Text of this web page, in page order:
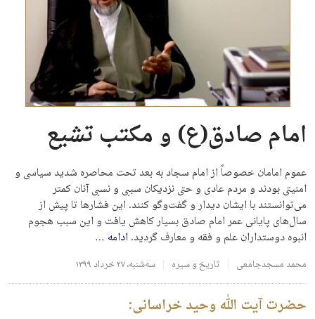
امام صادق(ع) و مکتب تشیع
عموم امامان خصوصاً از امام سجاد به بعد تحت محاصره شدید سیاسی و
امنیتی بودند و مردم عادی و حتی نزدیکان سببی و نسبی آنان کمتر
می‌توانستند با ایشان دیدار و گفت‌وگو کنند. این فشارها تا پیش از
سال‌های پایانی عمر امام صادق بسیار کاهش یافت و این سبب هجوم
انبوه دوستداران علم و فقه و معارف گردید.ادامه …
محمد مسجدجامعی تاریخ و سیره سه‌شنبه، ۲۷ خرداد ۱۳۹۹
حضرت آیت الله وحید خراسانی: